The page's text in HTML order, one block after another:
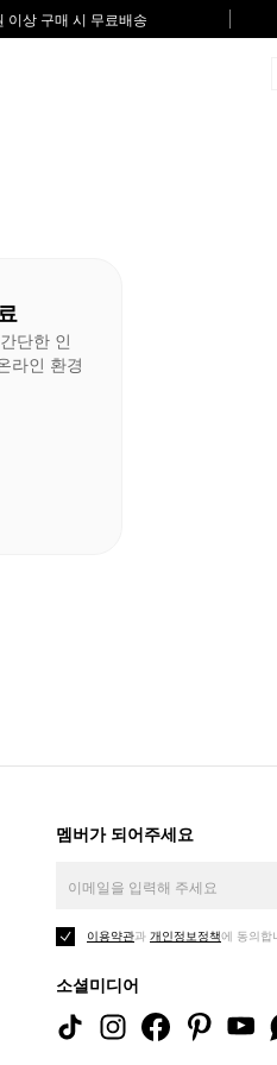
이상 구매 시 무료배송
단한 인
라인 환경
멤버가 되어주세요
이용약관과 개인정보정책에 동의합
소셜미디어